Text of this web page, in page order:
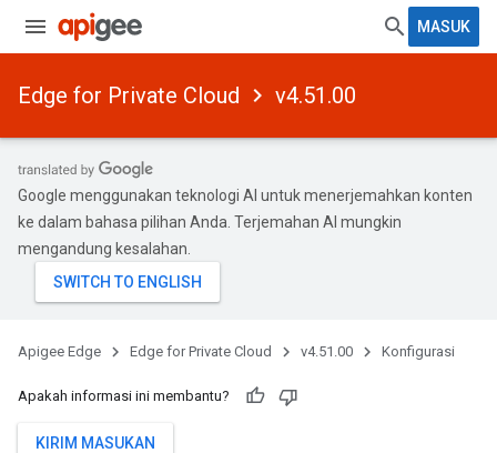
MASUK
Edge for Private Cloud v4.51.00
Google menggunakan teknologi AI untuk menerjemahkan konten
ke dalam bahasa pilihan Anda. Terjemahan AI mungkin
mengandung kesalahan.
Apigee Edge Edge for Private Cloud v4.51.00 Konfigurasi
Apakah informasi ini membantu?
KIRIM MASUKAN